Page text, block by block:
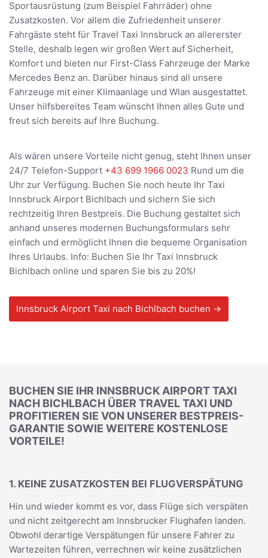
Sportausrüstung (zum Beispiel Fahrräder) ohne
Zusatzkosten. Vor allem die Zufriedenheit unserer
Fahrgäste steht für Travel Taxi Innsbruck an allererster
Stelle, deshalb legen wir großen Wert auf Sicherheit,
Komfort und bieten nur First-Class Fahrzeuge der Marke
Mercedes Benz an. Darüber hinaus sind all unsere
Fahrzeuge mit einer Klimaanlage und Wlan ausgestattet.
Unser hilfsbereites Team wünscht Ihnen alles Gute und
freut sich bereits auf Ihre Buchung.
Als wären unsere Vorteile nicht genug, steht Ihnen unser
24/7 Telefon-Support +43 699 1966 0023 Rund um die
Uhr zur Verfügung. Buchen Sie noch heute Ihr Taxi
Innsbruck Airport Bichlbach und sichern Sie sich
rechtzeitig Ihren Bestpreis. Die Buchung gestaltet sich
anhand unseres modernen Buchungsformulars sehr
einfach und ermöglicht Ihnen die bequeme Organisation
Ihres Urlaubs. Info: Buchen Sie Ihr Taxi Innsbruck
Bichlbach online und sparen Sie bis zu 20%!
Innsbruck Airport Taxi nach Bichlbach buchen →
BUCHEN SIE IHR INNSBRUCK AIRPORT TAXI
NACH BICHLBACH ÜBER TRAVEL TAXI UND
PROFITIEREN SIE VON UNSERER BESTPREIS-
GARANTIE SOWIE WEITERE KOSTENLOSE
VORTEILE!
1. KEINE ZUSATZKOSTEN BEI FLUGVERSPÄTUNG
Hin und wieder kommt es vor, dass Flüge sich verspäten
und nicht zeitgerecht am Innsbrucker Flughafen landen.
Obwohl derartige Verspätungen für unsere Fahrer zu
Wartezeiten führen, verrechnen wir keine zusätzlichen